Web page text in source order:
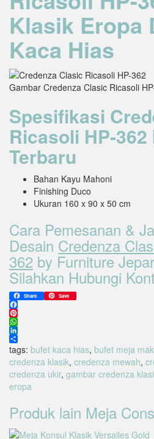
Klasik Eropa
Kaca Hias
Gambar Credenza Clasic Ricasoli
Spesifikasi
Ricasoli HP-362
Terbaru
Bahan Kayu Mahoni
Finishing Duco
Ukuran 160 x 90 x 50 cm
Cara Pemesanan &
Desain Credenza
362 by Furniture
Silahkan Hubungi
Share Save
Facebook
Pinterest
WhatsApp
LinkedIn
Share
tags: bufet kaca hias, bufet meja
credenza klasik, credenza mewah,
credenza ukir, gambar credenza
eropa
Produk lain Meja